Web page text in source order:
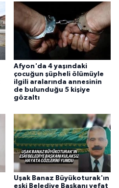
Afyon'da 4 yaşındaki
çocuğun şüpheli ölümüyle
ilgili aralarında annesinin
de bulunduğu 5 kişiye
gözaltı
Uşak Banaz Büyükoturak'ın
eski Belediye Başkanı vefat